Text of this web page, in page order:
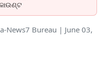
News7 Bureau | June 03,